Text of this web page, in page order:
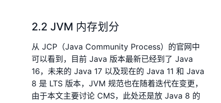
2.2 JVM 内存划分
从 JCP（Java Community Process）的官网中
可以看到，目前 Java 版本最新已经到了 Java
16，未来的 Java 17 以及现在的 Java 11 和 Java
8 是 LTS 版本，JVM 规范也在随着迭代在变更，
由于本文主要讨论 CMS，此处还是放 Java 8 的